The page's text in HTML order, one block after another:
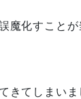
魔化すこと
きてしまい